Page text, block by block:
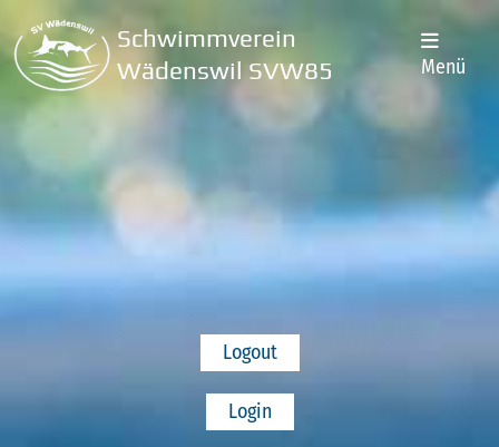
Schwimmverein
Wädenswil SVW85
Menü
Logout
Login